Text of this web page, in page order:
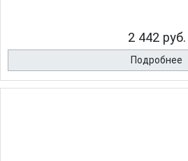
2 442 руб.
Подробнее